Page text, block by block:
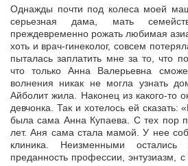
Однажды почти под колеса моей
серьезная дама, мать
преждевременно рожать любимая
хоть и врач-гинеколог, совсем
пыталась заплатить мне за то, что
что только Анна Валерьевна
волнения никак не могла узнать
Айболит жила. Наконец из какого-то
девчонка. Так и хотелось ей
была сама Анна Купаева. С тех пор
лет. Аня сама стала мамой. У нее
клиника. Неизменными
преданность профессии, энтузиазм,